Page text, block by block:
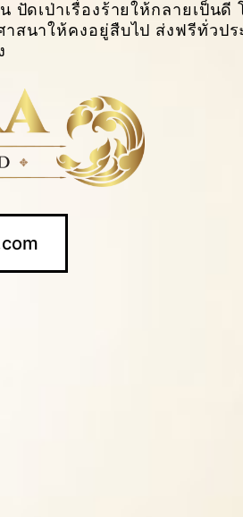
ดเป่าเรื่องร้ายให้กลายเป็นดี
สนาให้คงอยู่สืบไป ส่งฟรีทั่วปร